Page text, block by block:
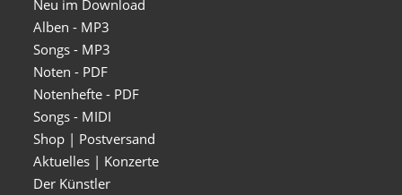
Neu im Download
Alben - MP3
Songs - MP3
Noten - PDF
Notenhefte - PDF
Songs - MIDI
Shop | Postversand
Aktuelles | Konzerte
Der Künstler